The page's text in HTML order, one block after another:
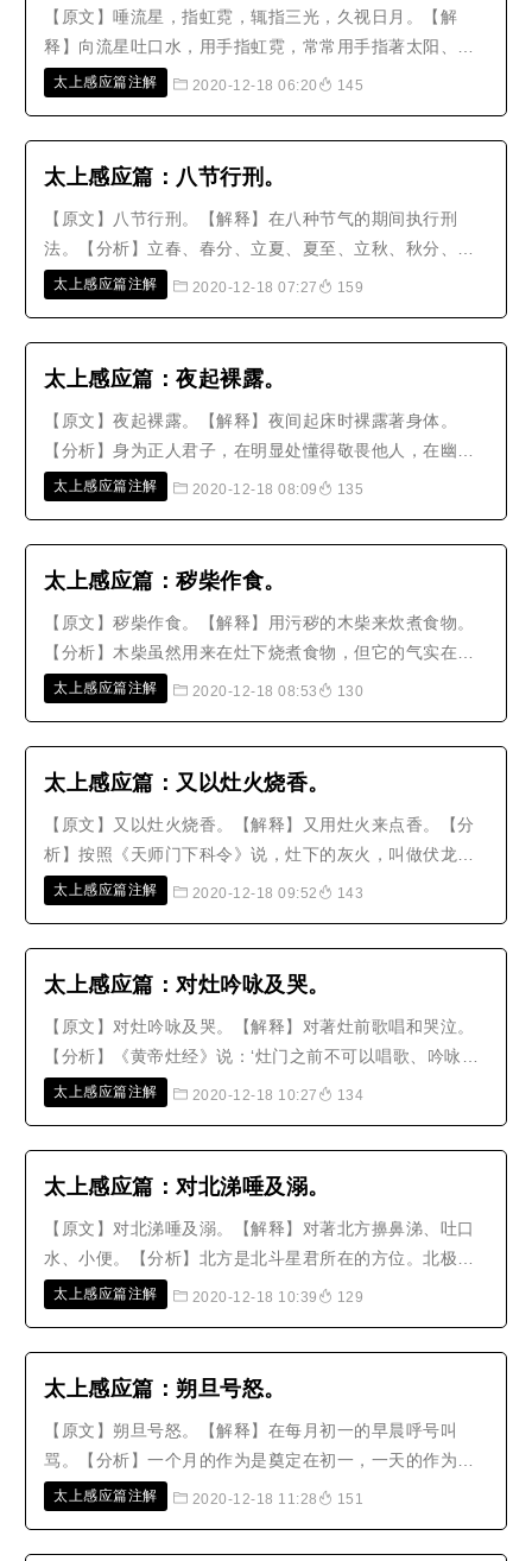
【原文】唾流星，指虹霓，辄指三光，久视日月。【解
释】向流星吐口水，用手指虹霓，常常用手指著太阳、月
亮、星星，用眼睛长久看著日月。【分析】星辰在天上，
它，这种说法实在是出自于‘齐东野语..
太上感应篇注解 2020-12-18 06:20 145
太上感应篇：八节行刑。
【原文】八节行刑。【解释】在八种节气的期间执行刑
法。【分析】立春、春分、立夏、夏至、立秋、秋分、立
冬、冬至，这叫八节。这些日子是诸天神祇分别施行普化
正道、去除邪道，就能符合太上众仙真..
太上感应篇注解 2020-12-18 07:27 159
太上感应篇：夜起裸露。
【原文】夜起裸露。【解释】夜间起床时裸露著身体。
【分析】身为正人君子，在明显处懂得敬畏他人，在幽暗
处知道敬畏神明，所以虽然处在没有人看见的地方，也要
候，怎么可以不谨慎，而自取凶灾、..
太上感应篇注解 2020-12-18 08:09 135
太上感应篇：秽柴作食。
【原文】秽柴作食。【解释】用污秽的木柴来炊煮食物。
【分析】木柴虽然用来在灶下烧煮食物，但它的气实在是
往上蒸发；污秽的木柴不清净，恶浊的臭气会触犯灶神，
污浊烟气上升到虚空，神明闻到容..
太上感应篇注解 2020-12-18 08:53 130
太上感应篇：又以灶火烧香。
【原文】又以灶火烧香。【解释】又用灶火来点香。【分
析】按照《天师门下科令》说，灶下的灰火，叫做伏龙
屎，所以不可以用来点香。我曾经看到教典里提到香火的
山一样高，天地间的阴阳诸神都不愿..
太上感应篇注解 2020-12-18 09:52 143
太上感应篇：对灶吟咏及哭。
【原文】对灶吟咏及哭。【解释】对著灶前歌唱和哭泣。
【分析】《黄帝灶经》说：‘灶门之前不可以唱歌、吟咏、
哭泣、诅咒、咒骂、叫喊。’须知吟咏与哭泣，悲哀欢喜虽
于神明会肆无忌惮呢？这实在..
太上感应篇注解 2020-12-18 10:27 134
太上感应篇：对北涕唾及溺。
【原文】对北涕唾及溺。【解释】对著北方擤鼻涕、吐口
水、小便。【分析】北方是北斗星君所在的方位。北极是
天上的枢纽，三界十方所有万灵仙真，都是归属于北极所
子媳妇不可以在父母公婆身旁..
太上感应篇注解 2020-12-18 10:39 129
太上感应篇：朔旦号怒。
【原文】朔旦号怒。【解释】在每月初一的早晨呼号叫
骂。【分析】一个月的作为是奠定在初一，一天的作为奠
定于早晨，这时正应当澄净心思，才能合乎天理。假使一
太上感应篇注解 2020-12-18 11:28 151